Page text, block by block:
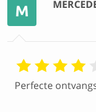
M
Perfecte